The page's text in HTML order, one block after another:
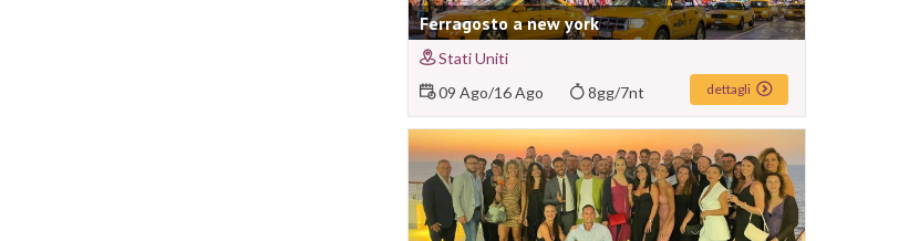
Ferragosto a new york
Stati Uniti
09 Ago/16 Ago 8gg/7nt dettagli